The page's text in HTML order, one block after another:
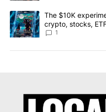
A trending article titled "The
The $10K
crypto, stocks,
8
1